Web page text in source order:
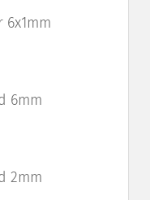
6x1mm
6mm
2mm